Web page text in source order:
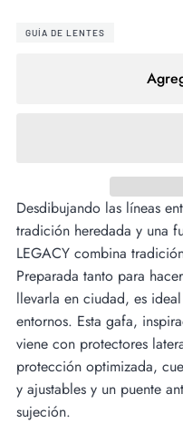
GUÍA DE LENTES
Desdibujando las líneas
tradición heredada y una
LEGACY combina
Preparada tanto para
llevarla en ciudad, es
entornos. Esta gafa,
viene con protectores
protección optimizada,
y ajustables y un puente
sujeción.